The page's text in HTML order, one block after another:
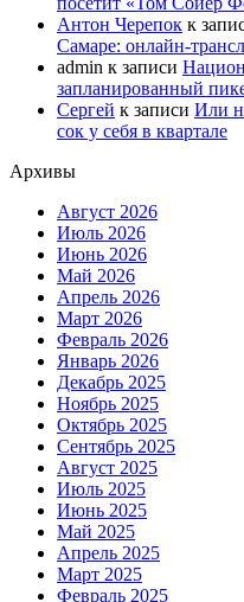
Антон Черепок к
Самаре: онлайн-
admin к записи
запланированный
Сергей к записи Или
сок у себя в квартале
Архивы
Август 2026
Июль 2026
Июнь 2026
Май 2026
Апрель 2026
Март 2026
Февраль 2026
Январь 2026
Декабрь 2025
Ноябрь 2025
Октябрь 2025
Сентябрь 2025
Август 2025
Июль 2025
Июнь 2025
Май 2025
Апрель 2025
Март 2025
Февраль 2025